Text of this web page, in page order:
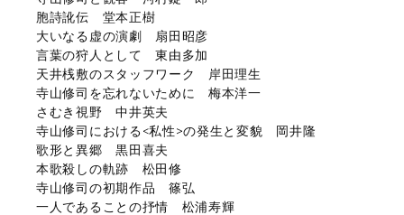
胞詩訛伝 堂本正樹
大いなる虚の演劇 扇田昭彦
言葉の狩人として 東由多加
天井桟敷のスタッフワーク 岸田理生
寺山修司を忘れないために 梅本洋一
さむき視野 中井英夫
寺山修司における<私性>の発生と変貌 岡井隆
歌形と異郷 黒田喜夫
本歌殺しの軌跡 松田修
寺山修司の初期作品 篠弘
一人であることの抒情 松浦寿輝